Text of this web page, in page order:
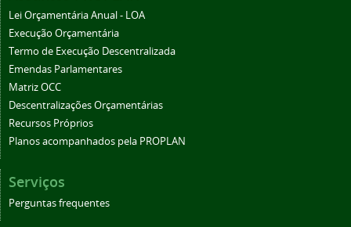
Lei Orçamentária Anual - LOA
Execução Orçamentária
Termo de Execução Descentralizada
Emendas Parlamentares
Matriz OCC
Descentralizações Orçamentárias
Recursos Próprios
Planos acompanhados pela PROPLAN
Serviços
Perguntas frequentes